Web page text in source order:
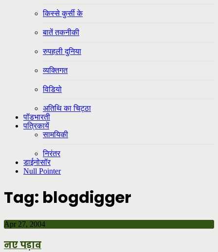
किस्से कुर्सी के
बातें तकनीकी
रुपहली दुनिया
व्यक्तिगत
विडियो
अतिथि का चिट्ठा
पॉडभारती
पत्रिकायें
सामयिकी
निरंतर
डाईनोसॉर
Null Pointer
Tag: blogdigger
Apr 27, 2004
नए पड़ाव